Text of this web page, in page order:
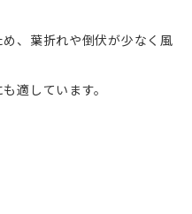
、葉折れや倒伏が少なく風
適しています。